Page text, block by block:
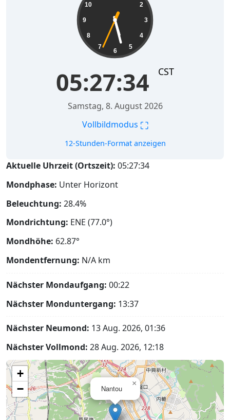
2
3
4
5
6
7
8
9
10
05:27:35 CST
Samstag, 8. August 2026
Vollbildmodus ⛶
12-Stunden-Format anzeigen
Aktuelle Uhrzeit (Ortszeit): 05:27:35
Mondphase: Unter Horizont
Beleuchtung: 28.4%
Mondrichtung: ENE (77.0°)
Mondhöhe: 62.87°
Mondentfernung: N/A km
Nächster Mondaufgang: 00:22
Nächster Monduntergang: 13:37
Nächster Neumond: 13 Aug. 2026, 01:36
Nächster Vollmond: 28 Aug. 2026, 12:18
Nantou
×
+
−